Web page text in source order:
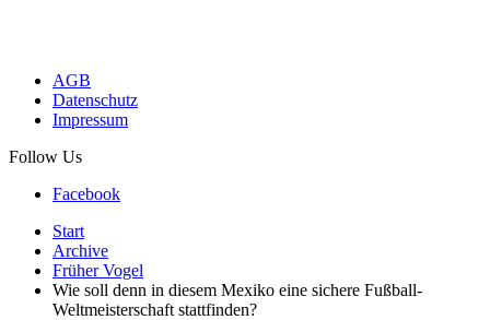
AGB
Datenschutz
Impressum
Follow Us
Facebook
Start
Archive
Früher Vogel
Wie soll denn in diesem Mexiko eine sichere Fußball-
Weltmeisterschaft stattfinden?